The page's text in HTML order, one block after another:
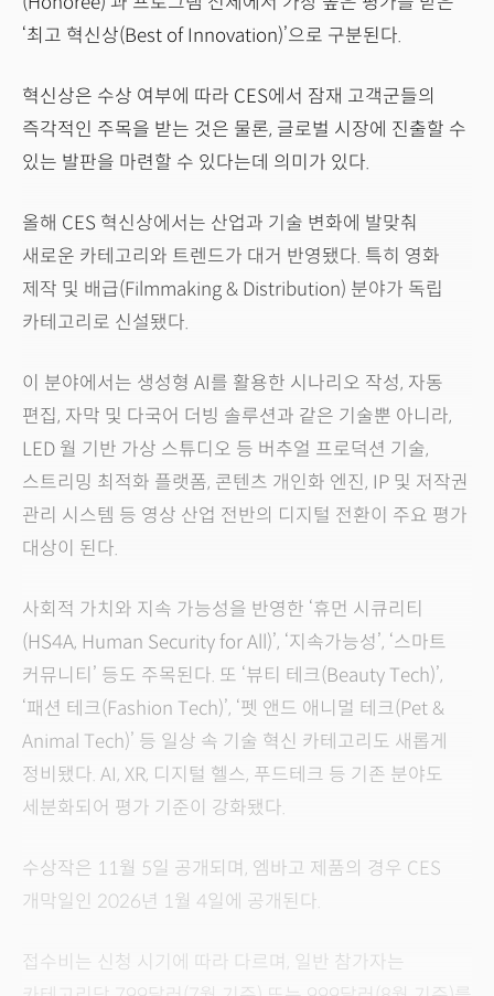
‘최고 혁신상(Best of Innovation)’으로 구분된다.
혁신상은 수상 여부에 따라 CES에서 잠재 고객군들의
즉각적인 주목을 받는 것은 물론, 글로벌 시장에 진출할 수
있는 발판을 마련할 수 있다는데 의미가 있다.
올해 CES 혁신상에서는 산업과 기술 변화에 발맞춰
새로운 카테고리와 트렌드가 대거 반영됐다. 특히 영화
제작 및 배급(Filmmaking & Distribution) 분야가 독립
카테고리로 신설됐다.
이 분야에서는 생성형 AI를 활용한 시나리오 작성, 자동
편집, 자막 및 다국어 더빙 솔루션과 같은 기술뿐 아니라,
LED 월 기반 가상 스튜디오 등 버추얼 프로덕션 기술,
스트리밍 최적화 플랫폼, 콘텐츠 개인화 엔진, IP 및 저작권
관리 시스템 등 영상 산업 전반의 디지털 전환이 주요 평가
대상이 된다.
사회적 가치와 지속 가능성을 반영한 ‘휴먼 시큐리티
(HS4A, Human Security for All)’, ‘지속가능성’, ‘스마트
커뮤니티’ 등도 주목된다. 또 ‘뷰티 테크(Beauty Tech)’,
‘패션 테크(Fashion Tech)’, ‘펫 앤드 애니멀 테크(Pet &
Animal Tech)’ 등 일상 속 기술 혁신 카테고리도 새롭게
정비됐다. AI, XR, 디지털 헬스, 푸드테크 등 기존 분야도
세분화되어 평가 기준이 강화됐다.
수상작은 11월 5일 공개되며, 엠바고 제품의 경우 CES
개막일인 2026년 1월 4일에 공개된다.
접수비는 신청 시기에 따라 다르며, 일반 참가자는